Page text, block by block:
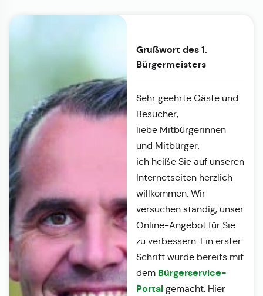
Grußwort des 1.
Bürgermeisters
Sehr geehrte Gäste und
Besucher,
liebe Mitbürgerinnen
und Mitbürger,
ich heiße Sie auf unseren
Internetseiten herzlich
willkommen. Wir
versuchen ständig, unser
Online-Angebot für Sie
zu verbessern. Ein erster
Schritt wurde bereits mit
dem Bürgerservice-
Portalgemacht. Hier